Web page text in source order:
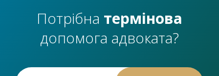
Потрібна термінова
допомога адвоката?